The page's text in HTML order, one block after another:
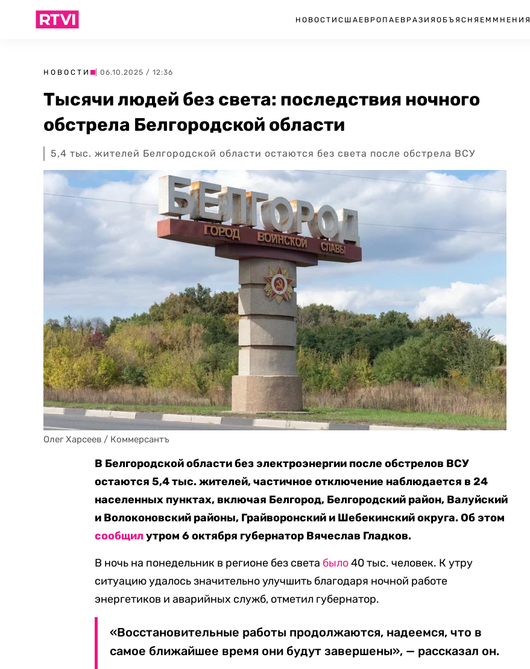
НОВОСТИ США ЕВРОПА ЕВРАЗИЯ ОБЪЯСНЯЕМ МНЕНИЯ
НОВОСТИ | 06.10.2025 / 12:36
Тысячи людей без света: последствия ночного
обстрела Белгородской области
5,4 тыс. жителей Белгородской области остаются без света после обстрела ВСУ
Олег Харсеев / Коммерсантъ
В Белгородской области без электроэнергии после обстрелов ВСУ
остаются 5,4 тыс. жителей, частичное отключение наблюдается в 24
населенных пунктах, включая Белгород, Белгородский район, Валуйский
и Волоконовский районы, Грайворонский и Шебекинский округа. Об этом
сообщилутром 6 октября губернатор Вячеслав Гладков.
В ночь на понедельник в регионе без света было40 тыс. человек. К утру
ситуацию удалось значительно улучшить благодаря ночной работе
энергетиков и аварийных служб, отметил губернатор.
«Восстановительные работы продолжаются, надеемся, что в
самое ближайшее время они будут завершены», — рассказал он.